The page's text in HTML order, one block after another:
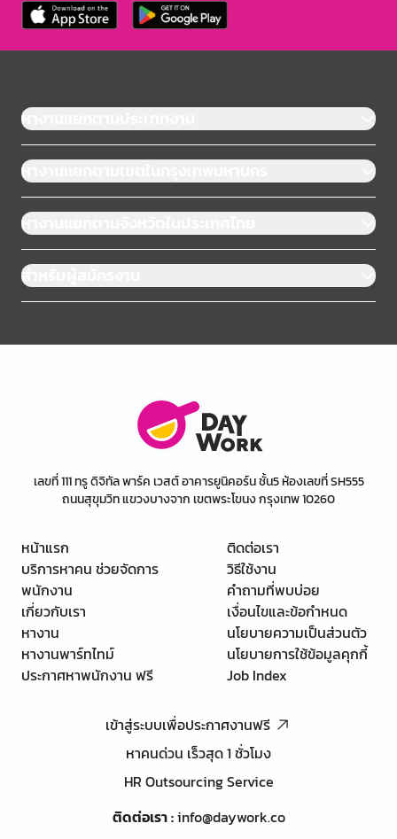
หางานแยกตามประเภทงาน
หางานแยกตามเขตในกรุงเทพมหานคร
หางานแยกตามจังหวัดในประเทศไทย
สำหรับผู้สมัครงาน
เลขที่ 111 ทรู ดิจิทัล พาร์ค เวสต์ อาคารยูนิคอร์น ชั้น5 ห้องเลขที่ SH555
ถนนสุขุมวิท แขวงบางจาก เขตพระโขนง กรุงเทพ 10260
หน้าแรก
บริการหาคน ช่วยจัดการ
พนักงาน
เกี่ยวกับเรา
หางาน
หางานพาร์ทไทม์
ประกาศหาพนักงาน ฟรี
ติดต่อเรา
วิธีใช้งาน
คำถามที่พบบ่อย
เงื่อนไขและข้อกำหนด
นโยบายความเป็นส่วนตัว
นโยบายการใช้ข้อมูลคุกกี้
Job Index
เข้าสู่ระบบเพื่อประกาศงานฟรี
หาคนด่วน เร็วสุด 1 ชั่วโมง
HR Outsourcing Service
ติดต่อเรา:info@daywork.co